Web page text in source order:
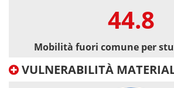
44.8
Mobilità fuori comune per
VULNERABILITÀ